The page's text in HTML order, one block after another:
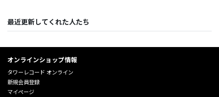
最近更新してくれた人たち
オンラインショップ情報
タワーレコード オンライン
新規会員登録
マイページ